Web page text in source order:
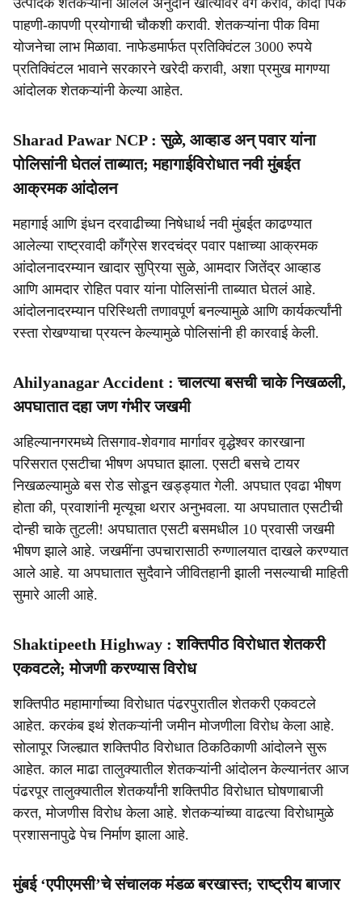
उत्पादक शेतकऱ्यांना आलेले अनुदान खात्यावर वर्ग करावे, कांदा पिक
पाहणी-कापणी प्रयोगाची चौकशी करावी. शेतकऱ्यांना पीक विमा
योजनेचा लाभ मिळावा. नाफेडमार्फत प्रतिक्विंटल 3000 रुपये
प्रतिक्विंटल भावाने सरकारने खरेदी करावी, अशा प्रमुख मागण्या
आंदोलक शेतकऱ्यांनी केल्या आहेत.
Sharad Pawar NCP : सुळे, आव्हाड अन् पवार यांना
पोलिसांनी घेतलं ताब्यात; महागाईविरोधात नवी मुंबईत
आक्रमक आंदोलन
महागाई आणि इंधन दरवाढीच्या निषेधार्थ नवी मुंबईत काढण्यात
आलेल्या राष्ट्रवादी काँग्रेस शरदचंद्र पवार पक्षाच्या आक्रमक
आंदोलनादरम्यान खादार सुप्रिया सुळे, आमदार जितेंद्र आव्हाड
आणि आमदार रोहित पवार यांना पोलिसांनी ताब्यात घेतलं आहे.
आंदोलनादरम्यान परिस्थिती तणावपूर्ण बनल्यामुळे आणि कार्यकर्त्यांनी
रस्ता रोखण्याचा प्रयत्न केल्यामुळे पोलिसांनी ही कारवाई केली.
Ahilyanagar Accident : चालत्या बसची चाके निखळली,
अपघातात दहा जण गंभीर जखमी
अहिल्यानगरमध्ये तिसगाव-शेवगाव मार्गावर वृद्धेश्वर कारखाना
परिसरात एसटीचा भीषण अपघात झाला. एसटी बसचे टायर
निखळल्यामुळे बस रोड सोडून खड्ड्यात गेली. अपघात एवढा भीषण
होता की, प्रवाशांनी मृत्यूचा थरार अनुभवला. या अपघातात एसटीची
दोन्ही चाके तुटली! अपघातात एसटी बसमधील 10 प्रवासी जखमी
भीषण झाले आहे. जखमींना उपचारासाठी रुग्णालयात दाखले करण्यात
आले आहे. या अपघातात सुदैवाने जीवितहानी झाली नसल्याची माहिती
सुमारे आली आहे.
Shaktipeeth Highway : शक्तिपीठ विरोधात शेतकरी
एकवटले; मोजणी करण्यास विरोध
शक्तिपीठ महामार्गाच्या विरोधात पंढरपुरातील शेतकरी एकवटले
आहेत. करकंब इथं शेतकऱ्यांनी जमीन मोजणीला विरोध केला आहे.
सोलापूर जिल्ह्यात शक्तिपीठ विरोधात ठिकठिकाणी आंदोलने सुरू
आहेत. काल माढा तालुक्यातील शेतकऱ्यांनी आंदोलन केल्यानंतर आज
पंढरपूर तालुक्यातील शेतकर्यांनी शक्तिपीठ विरोधात घोषणाबाजी
करत, मोजणीस विरोध केला आहे. शेतकऱ्यांच्या वाढत्या विरोधामुळे
प्रशासनापुढे पेच निर्माण झाला आहे.
मुंबई ‘एपीएमसी’चे संचालक मंडळ बरखास्त; राष्ट्रीय बाजार